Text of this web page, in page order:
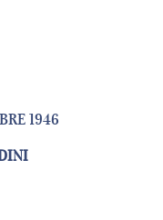
1946